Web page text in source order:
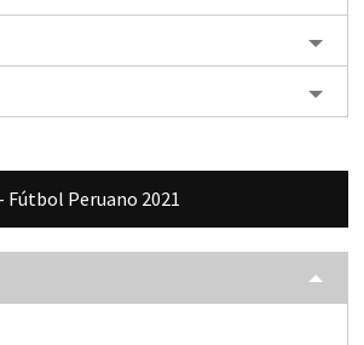
Fútbol Peruano 2021